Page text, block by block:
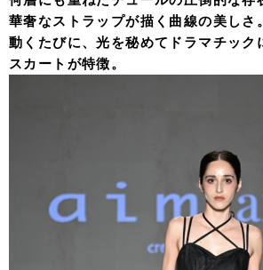
華奢なストラップが描く曲線の美しさ。
動くたびに、光を秘めてドラマチック
スカートが特徴。